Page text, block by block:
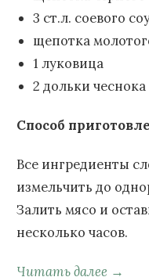
3 ст.л. соевого
щепотка
1 луковица
2 дольки чеснока
Способ
Все ингредиенты
измельчить до
Залить мясо и
несколько часов.
Читать далее →